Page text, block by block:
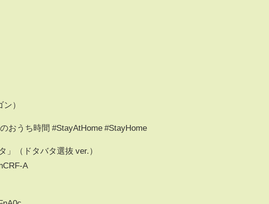
）
おうち時間 #StayAtHome #StayHome
」（ドタバタ選抜 ver.）
A